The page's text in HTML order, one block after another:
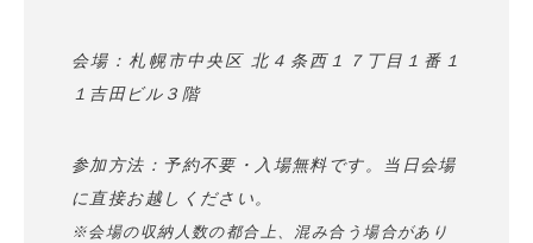
会場：札幌市中央区 北４条西１７丁目１番１
１吉田ビル３階
参加方法：予約不要・入場無料です。当日会場
に直接お越しください。
※会場の収納人数の都合上、混み合う場合があり